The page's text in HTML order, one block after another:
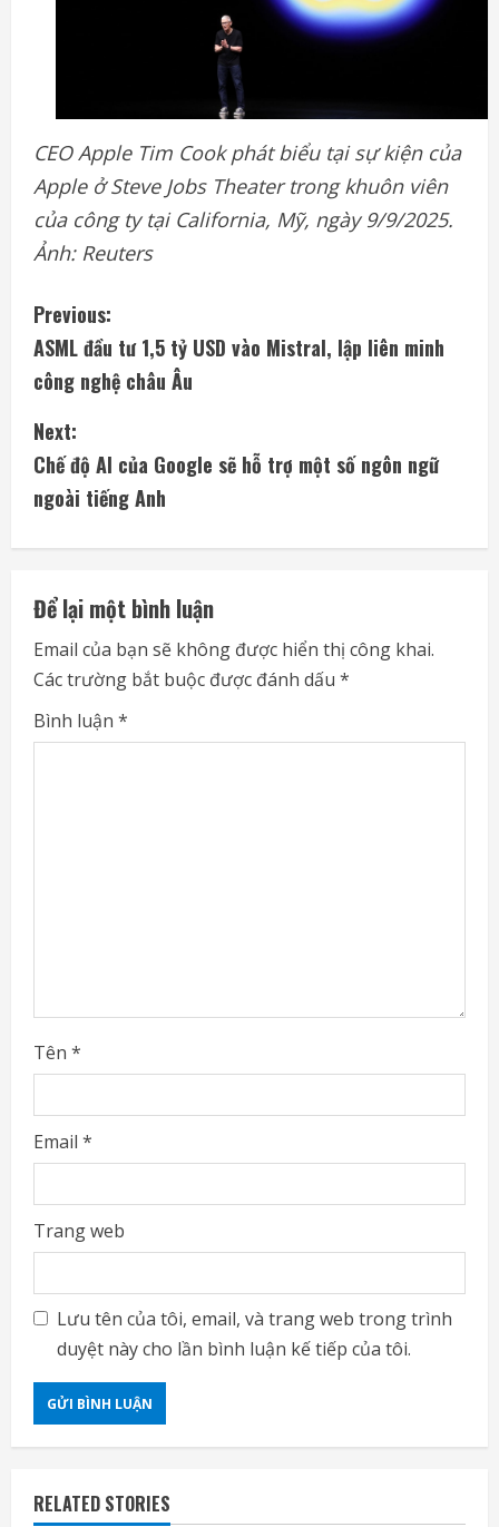
CEO Apple Tim Cook phát biểu tại sự kiện của
Apple ở Steve Jobs Theater trong khuôn viên
của công ty tại California, Mỹ, ngày 9/9/2025.
Ảnh: Reuters
C
o
n
t
i
n
u
e
R
e
Previous:
ASML đầu tư 1,5 tỷ USD vào Mistral, lập liên minh
công nghệ châu Âu
Next:
Chế độ AI của Google sẽ hỗ trợ một số ngôn ngữ
ngoài tiếng Anh
Để lại một bình luận
Email của bạn sẽ không được hiển thị công khai.
Các trường bắt buộc được đánh dấu *
Bình luận *
Tên *
Email *
Trang web
Lưu tên của tôi, email, và trang web trong trình
duyệt này cho lần bình luận kế tiếp của tôi.
RELATED STORIES